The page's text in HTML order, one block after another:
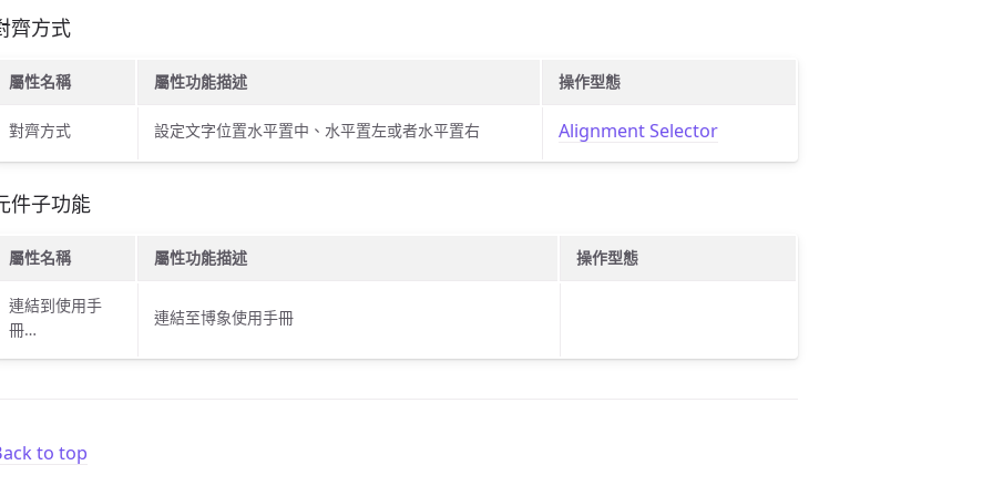
齊方式
屬性名稱 屬性功能描述 操作型態
對齊方式 設定文字位置水平置中、水平置左或者水平置右 Alignment Selector
件子功能
屬性名稱 屬性功能描述 操作型態
連結到使用手
冊…
連結至博象使用手冊
to top